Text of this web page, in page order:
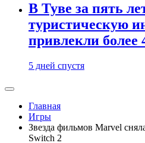
В Туве за пять
туристическую
привлекли более
5 дней спустя
Главная
Игры
Звезда фильмов Marvel
Switch 2